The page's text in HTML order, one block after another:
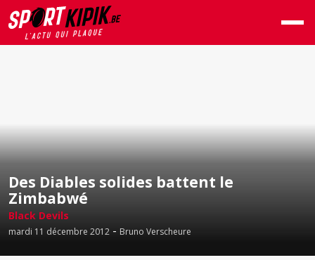
Des Diables solides battent le
Zimbabwé
Black Devils
mardi 11 décembre 2012 - Bruno Verscheure